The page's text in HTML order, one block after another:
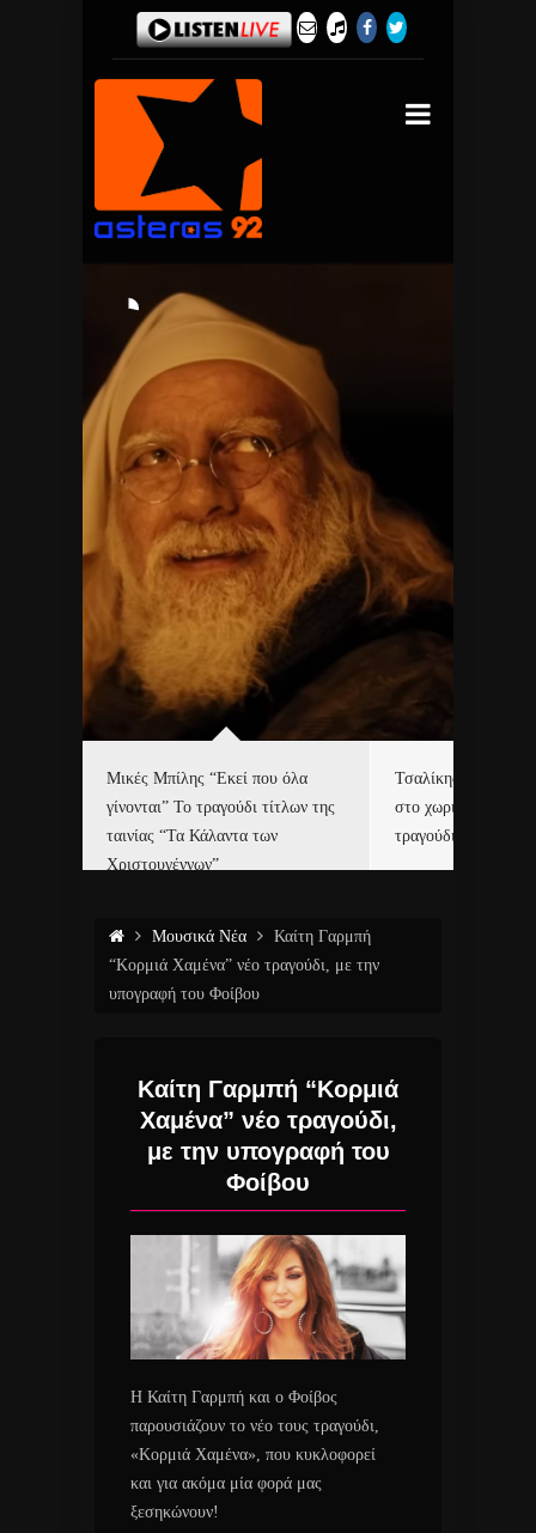
Μικές Μπίλης “Εκεί που όλα
γίνονται” Το τραγούδι τίτλων της
ταινίας “Τα Κάλαντα των
Χριστουγέννων”
Τσαλίκης,
στο χωριό του Άι
τραγούδι και video
Μουσικά Νέα
Καίτη Γαρμπή
“Κορμιά Χαμένα” νέο τραγούδι, με την
υπογραφή του Φοίβου
Καίτη Γαρμπή “Κορμιά
Χαμένα” νέο τραγούδι,
με την υπογραφή του
Φοίβου
Η Καίτη Γαρμπή και ο Φοίβος
παρουσιάζουν το νέο τους τραγούδι,
«Κορμιά Χαμένα», που κυκλοφορεί
και για ακόμα μία φορά μας
ξεσηκώνουν!